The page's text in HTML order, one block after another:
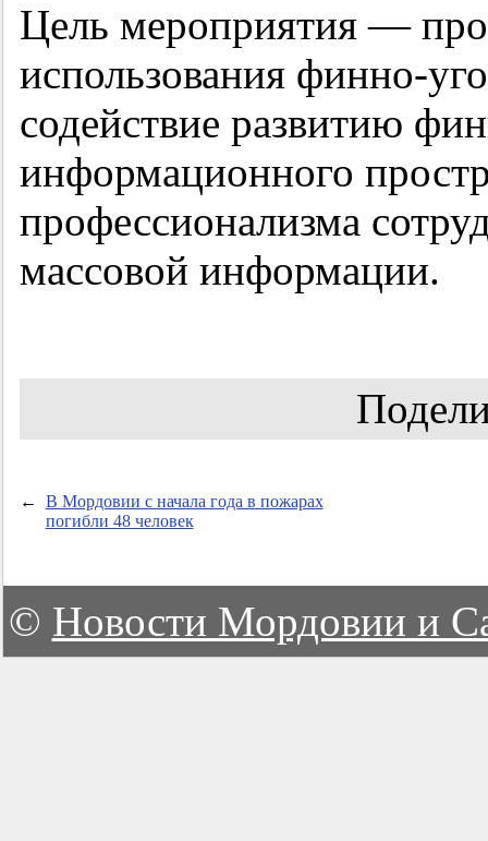
Цель мероприятия —
использования финно-
содействие развитию
информационного
профессионализма
массовой информации.
←
В Мордовии с начала года в пожарах
погибли 48 человек
© Новости Мордовии и